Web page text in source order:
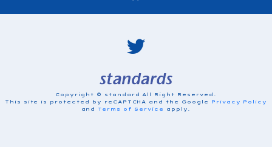
Copyright © standard All Right Reserved.
This site is protected by reCAPTCHA and the Google
Privacy Policy
and Terms of Service apply.